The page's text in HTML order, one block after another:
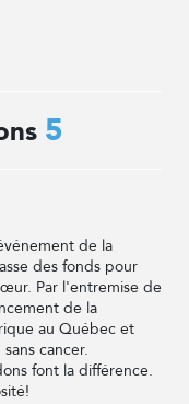
5
de la
des fonds pour
Par l'entremise de
de la
au Québec et
cancer.
font la différence.